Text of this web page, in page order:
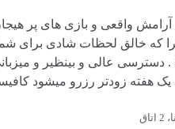
آرامش واقعی و بازی های پر
که خالق لحظات شادی برای
دسترسی عالی و بینظیر و
یک هفته زودتر رزرو میشود